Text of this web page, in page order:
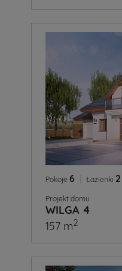
Pokoje 6 Łazienki 2
Projekt domu
WILGA 4
157 m2